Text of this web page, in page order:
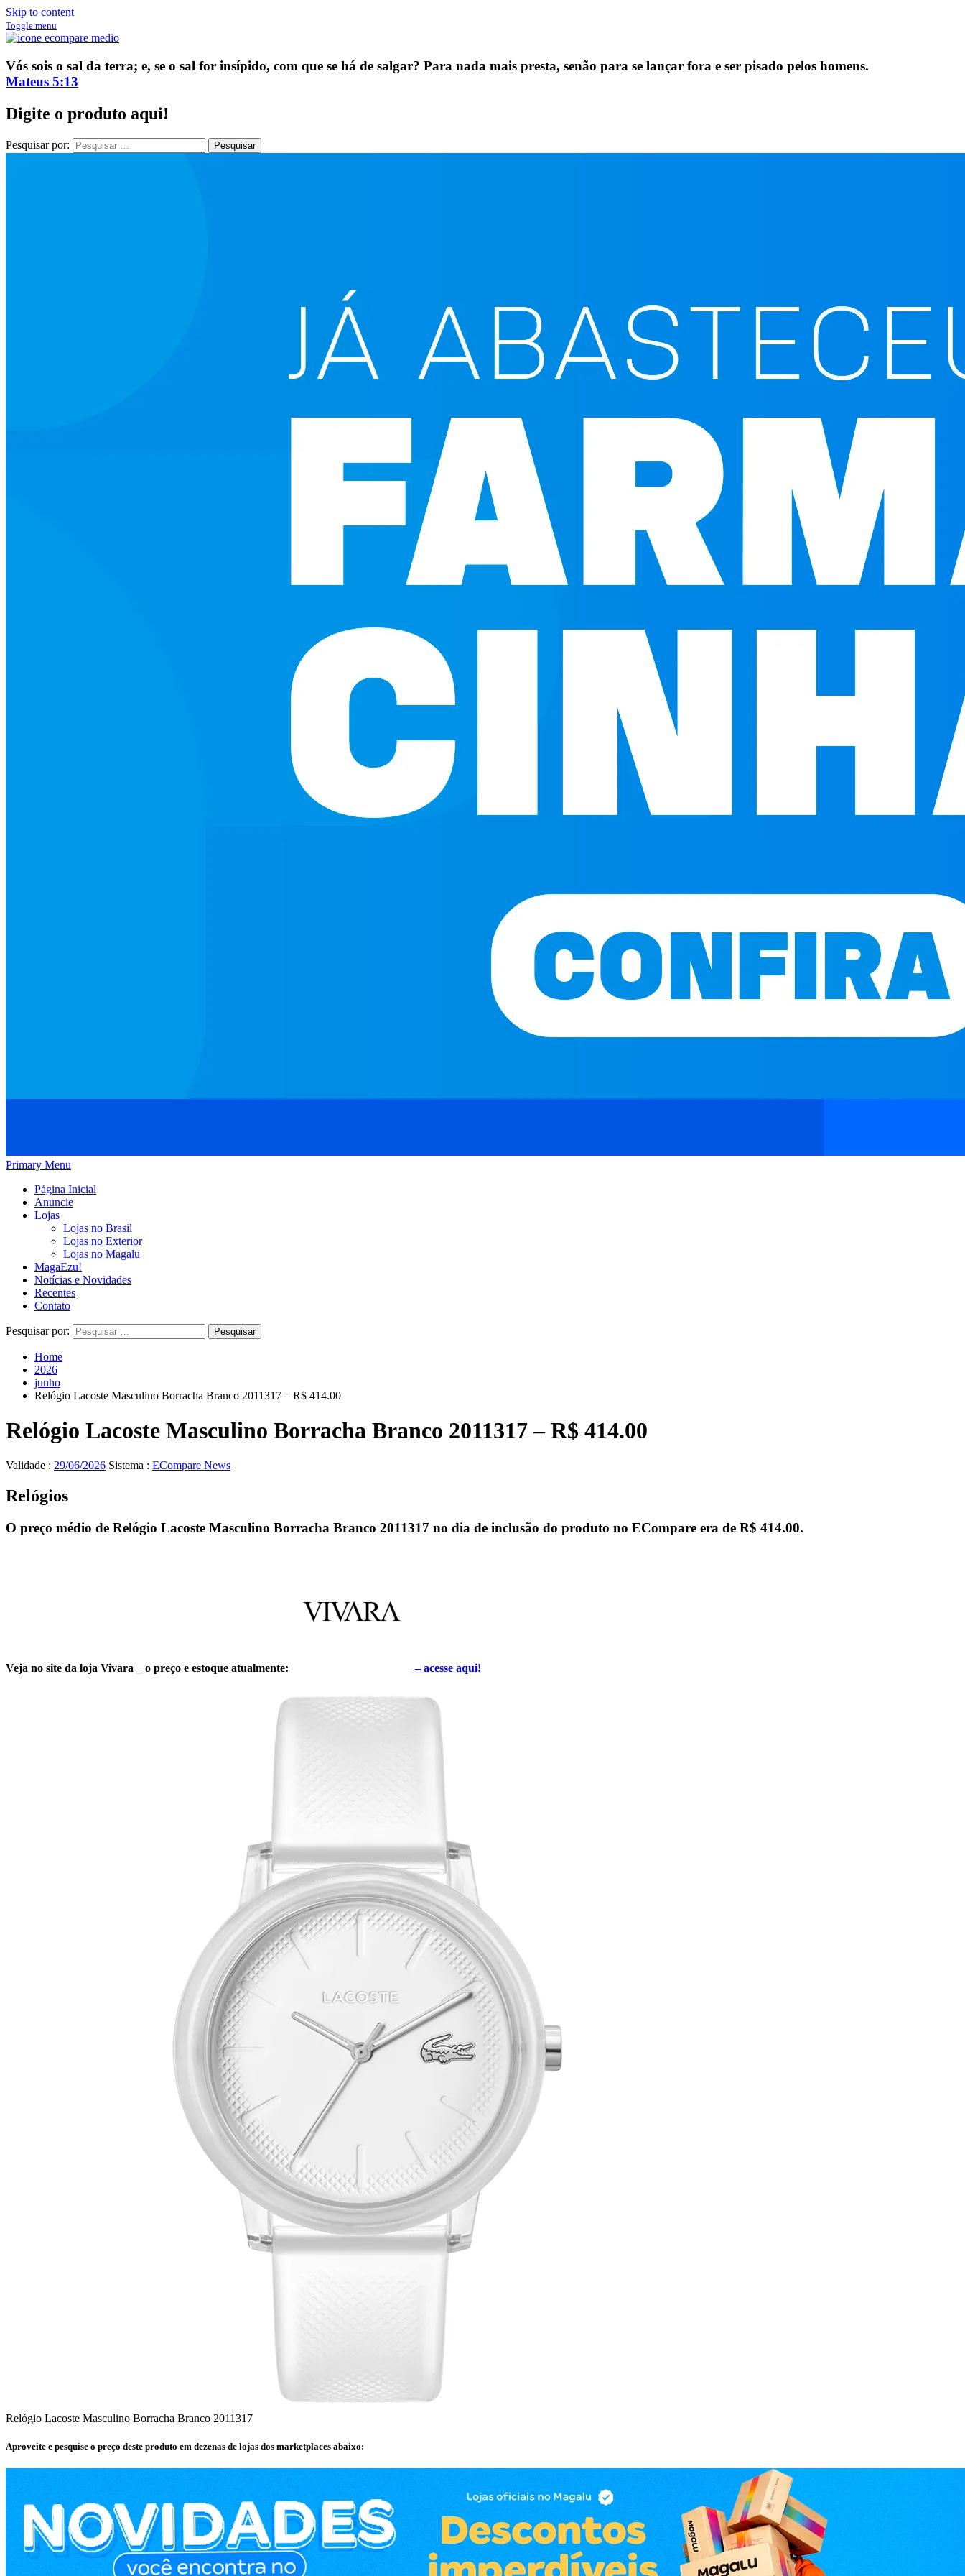
Skip to content
Toggle menu
ECompare e EConomize
ECompare e EConomize nas Lojas dos principais Marketplaces brasileiros
Vós sois o sal da terra; e, se o sal for insípido, com que se há de salgar? Para nada mais presta, senão para se lançar fora e ser pisado pelos homens.
Mateus 5:13
Digite o produto aqui!
Pesquisar por:
Primary Menu
Página Inicial
Anuncie
Lojas
Lojas no Brasil
Lojas no Exterior
Lojas no Magalu
MagaEzu!
Notícias e Novidades
Recentes
Contato
Pesquisar por:
Home
2026
junho
Relógio Lacoste Masculino Borracha Branco 2011317 – R$ 414.00
Relógio Lacoste Masculino Borracha Branco 2011317 – R$ 414.00
Validade : 29/06/2026 Sistema : ECompare News
Relógios
O preço médio de Relógio Lacoste Masculino Borracha Branco 2011317 no dia de inclusão do produto no ECompare era de R$ 414.00.
Veja no site da loja Vivara _ o preço e estoque atualmente: –acesse aqui!
Relógio Lacoste Masculino Borracha Branco 2011317
Aproveite e pesquise o preço deste produto em dezenas de lojas dos marketplaces abaixo: